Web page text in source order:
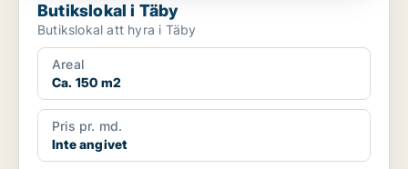
Butikslokal i Täby
Butikslokal att hyra i Täby
Areal
Ca. 150 m2
Pris pr. md.
Inte angivet